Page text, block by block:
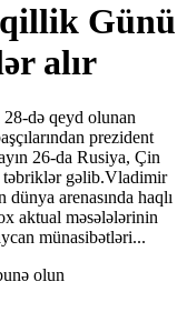
Günü
alır
də qeyd olunan
prezident
26-da Rusiya, Çin
təbriklər gəlib.Vladimir
arenasında haqlı
aktual məsələlərinin
münasibətləri...
olun